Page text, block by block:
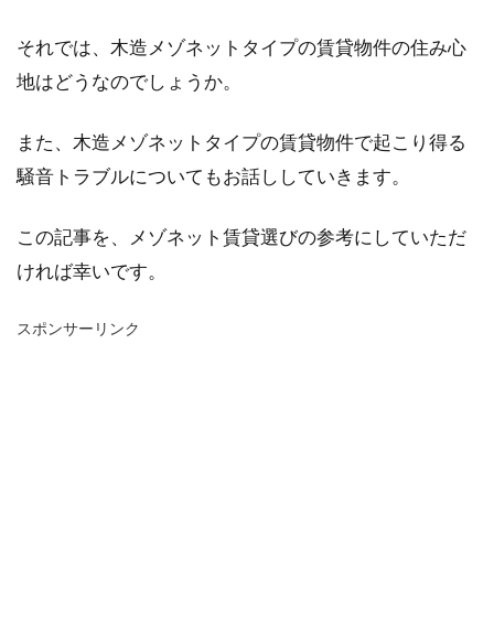
それでは、木造メゾネットタイプの賃貸物件の住み心
地はどうなのでしょうか。
また、木造メゾネットタイプの賃貸物件で起こり得る
騒音トラブルについてもお話ししていきます。
この記事を、メゾネット賃貸選びの参考にしていただ
ければ幸いです。
スポンサーリンク